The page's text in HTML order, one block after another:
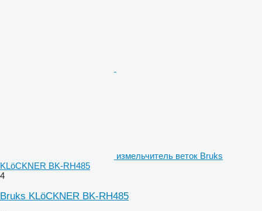
измельчитель веток Bruks
KLöCKNER BK-RH485
4
Bruks KLöCKNER BK-RH485